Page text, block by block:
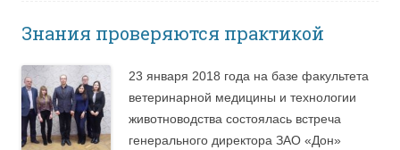
Знания проверяются практикой
23 января 2018 года на базе факультета
ветеринарной медицины и технологии
животноводства состоялась встреча
генерального директора ЗАО «Дон»